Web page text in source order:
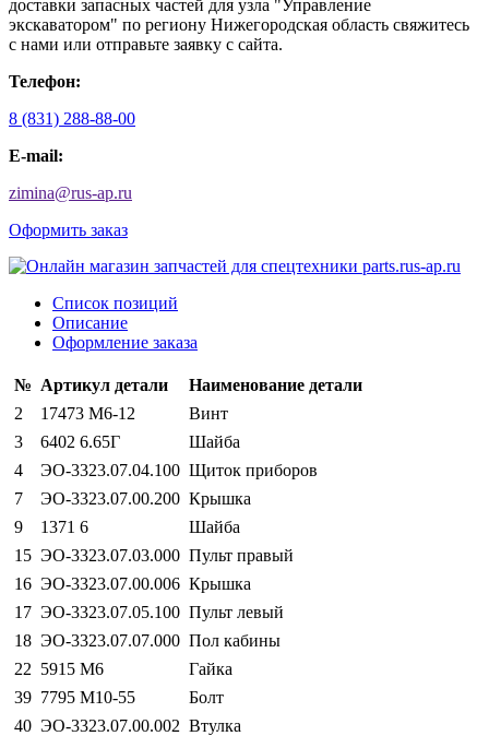
доставки запасных частей для узла "Управление
экскаватором" по региону Нижегородская область свяжитесь
с нами или отправьте заявку с сайта.
Телефон:
8 (831) 288-88-00
E-mail:
zimina@rus-ap.ru
Оформить заказ
Список позиций
Описание
Оформление заказа
№ Артикул детали
Наименование детали
2
17473 М6-12
Винт
3
6402 6.65Г
Шайба
4
ЭО-3323.07.04.100 Щиток приборов
7
ЭО-3323.07.00.200 Крышка
9
1371 6
Шайба
15 ЭО-3323.07.03.000 Пульт правый
16 ЭО-3323.07.00.006 Крышка
17 ЭО-3323.07.05.100 Пульт левый
18 ЭО-3323.07.07.000 Пол кабины
22 5915 М6
Гайка
39 7795 М10-55
Болт
40 ЭО-3323.07.00.002 Втулка